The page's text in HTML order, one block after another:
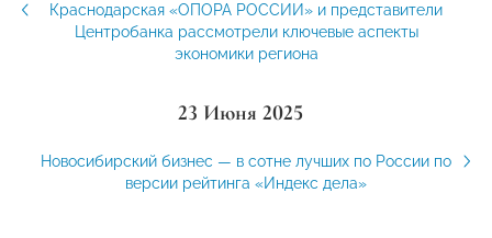
Краснодарская «ОПОРА РОССИИ» и представители
Центробанка рассмотрели ключевые аспекты
экономики региона
23 Июня 2025
Новосибирский бизнес — в сотне лучших по России по
версии рейтинга «Индекс дела»